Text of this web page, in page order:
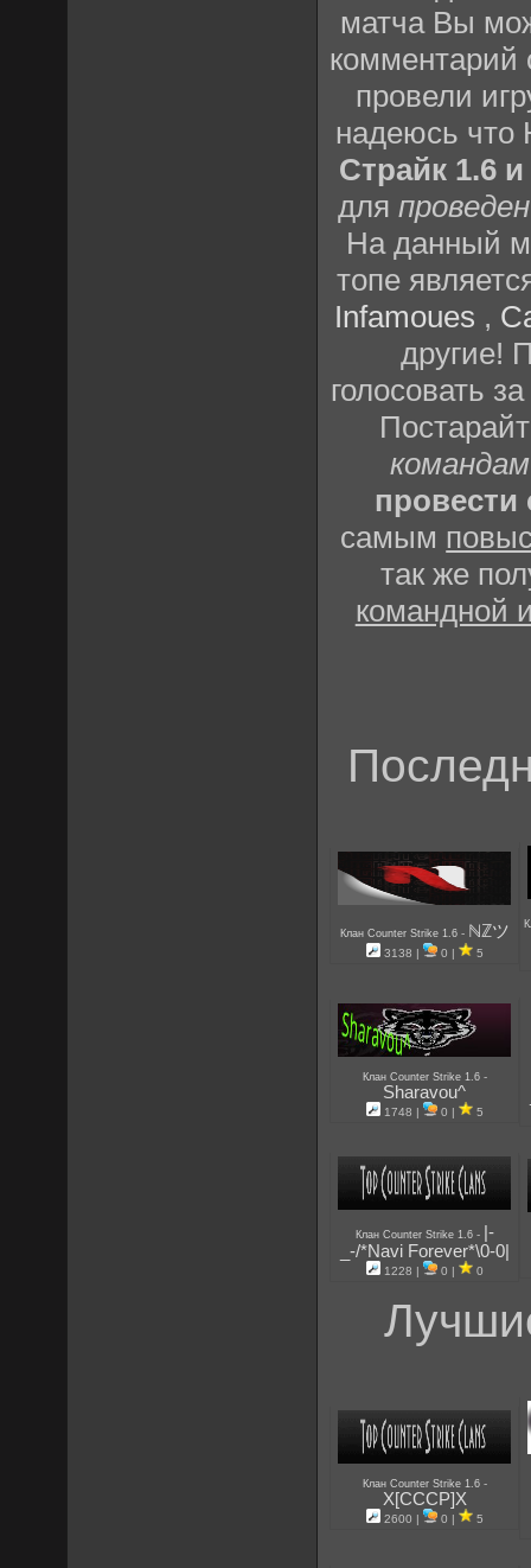
матча Вы
комментарий
провели
надеюсь
Страйк 1.6
для
На данный
топе
Infamoues ,
другие!
голосовать
провести
самым
так же
командной
Клан Counter Strike 1.6 - ℕℤツ
3138 | 0 | 5
Клан Counter Strike 1.6 -
Sharavou^
1748 | 0 | 5
Клан Counter Strike 1.6 -
|-
_-/*Navi Forever*\0-0|
1228 | 0 | 0
Клан Counter Strike 1.6 -
X[CCCP]X
2600 | 0 | 5